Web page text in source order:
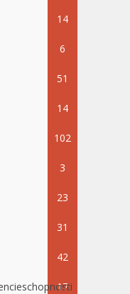
14
6
51
14
102
3
23
31
42
17